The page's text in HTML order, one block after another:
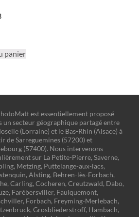
panier
est essentiellement proposé
un secteur géographique partagé entre
(Lorraine) et le Bas-Rhin (Alsace) à
de Sarreguemines (57200) et
(57400). Nous intervenons
sur La Petite-Pierre, Saverne,
Metzing, Puttelange-aux-lacs,
Alsting, Behren-lès-Forbach,
Carling, Cocheren, Creutzwald, Dabo,
Farébersviller, Faulquemont,
Forbach, Freyming-Merlebach,
Grosbliederstroff, Hambach,